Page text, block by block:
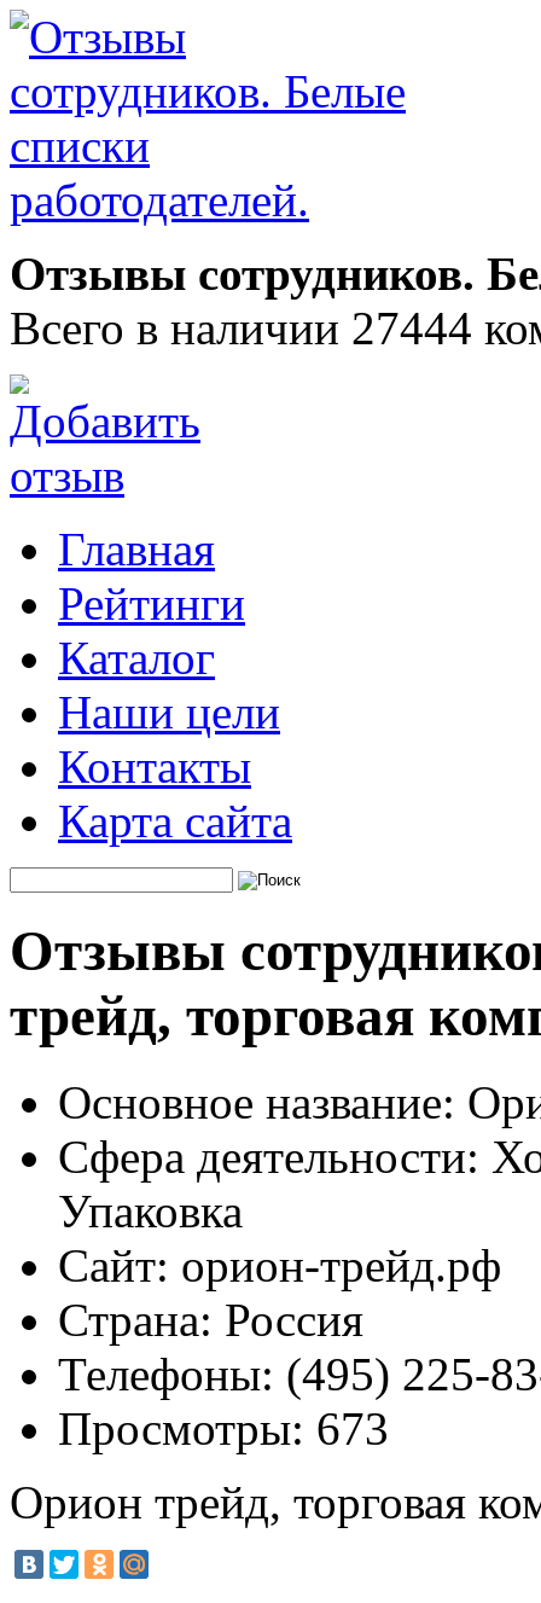
Отзывы сотрудников.
Всего в наличии 27444
Главная
Рейтинги
Каталог
Наши цели
Контакты
Карта сайта
Отзывы
трейд, торговая
Основное название:
Сфера деятельности:
Упаковка
Сайт: орион-трейд.рф
Страна: Россия
Телефоны: (495) 225-
Просмотры: 673
Орион трейд, торговая